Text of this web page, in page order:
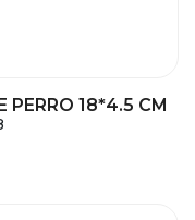
PERRO 18*4.5 CM